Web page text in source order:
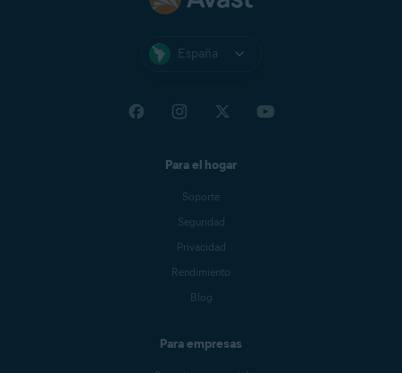
España
Para el hogar
Soporte
Seguridad
Privacidad
Rendimiento
Blog
Para empresas